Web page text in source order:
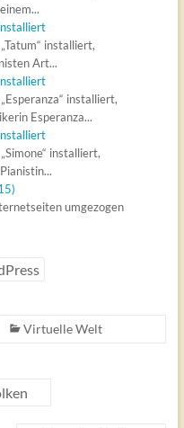
installiert,
Art...
installiert,
Esperanza...
installiert,
umgezogen
Virtuelle Welt